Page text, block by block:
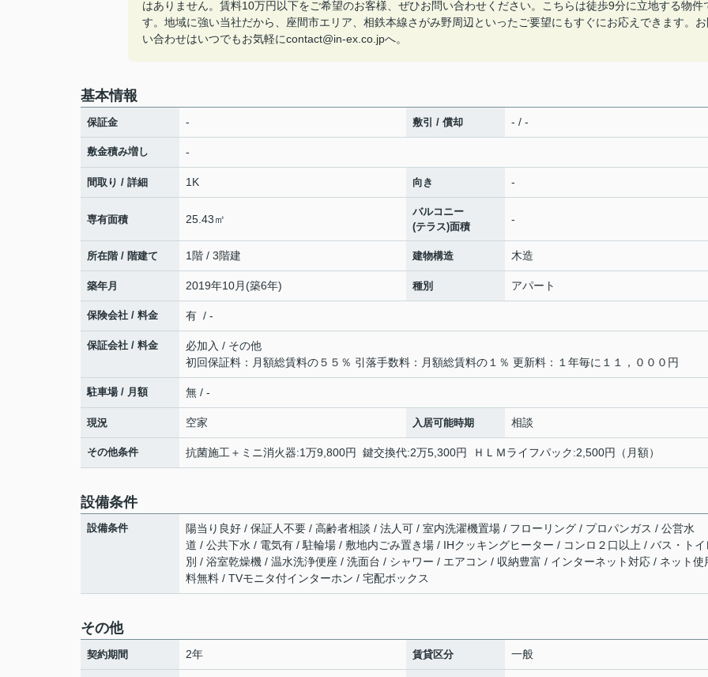
はありません。賃料10万円以下をご希望のお客様、ぜひお問い合わせください。こちらは徒歩9分に立地する物件
す。地域に強い当社だから、座間市エリア、相鉄本線さがみ野周辺といったご要望にもすぐにお応えできます。
い合わせはいつでもお気軽にcontact@in-ex.co.jpへ。
基本情報
保証金 - 敷引 / 償却 - / -
敷金積み増し -
間取り / 詳細 1K 向き -
専有面積 25.43㎡
バルコニー
(テラス)面積
-
所在階 / 階建て 1階 / 3階建 建物構造 木造
築年月 2019年10月(築6年) 種別 アパート
保険会社 / 料金 有 / -
保証会社 / 料金
必加入 / その他
初回保証料：月額総賃料の５５％ 引落手数料：月額総賃料の１％ 更新料：１年毎に１１，０００円
駐車場 / 月額 無 / -
現況 空家 入居可能時期 相談
その他条件 抗菌施工＋ミニ消火器:1万9,800円 鍵交換代:2万5,300円 ＨＬＭライフパック:2,500円（月額）
設備条件
設備条件
陽当り良好 / 保証人不要 / 高齢者相談 / 法人可 / 室内洗濯機置場 / フローリング / プロパンガス / 公営水
道 / 公共下水 / 電気有 / 駐輪場 / 敷地内ごみ置き場 / IHクッキングヒーター / コンロ２口以上 / バス・トイ
別 / 浴室乾燥機 / 温水洗浄便座 / 洗面台 / シャワー / エアコン / 収納豊富 / インターネット対応 / ネット使
料無料 / TVモニタ付インターホン / 宅配ボックス
その他
契約期間 2年 賃貸区分 一般